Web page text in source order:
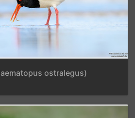
ostralegus)